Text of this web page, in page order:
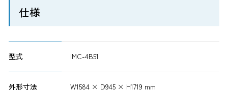
仕様
型式 IMC-4B51
外形寸法
W1584 × D945 × H1719 mm